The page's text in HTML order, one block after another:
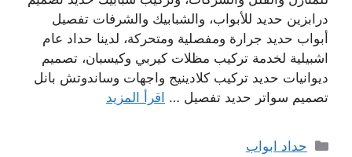
درابزين حديد للأبواب، والشبابيك والشرفات تفصيل
أبواب حديد جرارة ومفصلية ومتحركة، لدينا حداد عام
اشبيلية لخدمة تركيب مظلات كيربي وكيسبان، تصميم
ديوانيات حديد تركيب كلادينيج واجهات وساندوتش بانل
تصميم سواتر حديد تفصيل … اقرأ المزيد
التصنيفات
حداد ابواب